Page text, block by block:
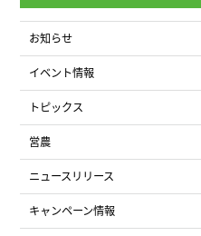
お知らせ
イベント情報
トピックス
営農
ニュースリリース
キャンペーン情報